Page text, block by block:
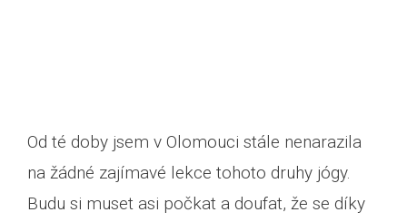
Od té doby jsem v Olomouci stále nenarazila
na žádné zajímavé lekce tohoto druhy jógy.
Budu si muset asi počkat a doufat, že se díky